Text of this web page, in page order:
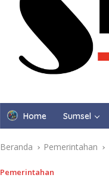
Home Sumsel
Beranda Pemerintahan
Pemerintahan